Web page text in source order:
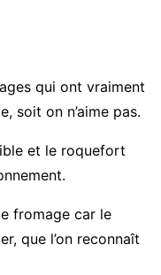
qui ont vraiment
soit on n’aime pas.
et le roquefort
fromage car le
que l’on reconnaît